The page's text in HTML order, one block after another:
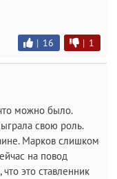
| 16 | 1
можно было.
свою роль.
Марков слишком
на повод
что это ставленник